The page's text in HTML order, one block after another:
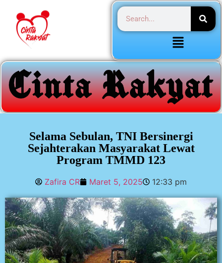
Selama Sebulan, TNI Bersinergi
Sejahterakan Masyarakat Lewat
Program TMMD 123
Zafira CR Maret 5, 2025 12:33 pm